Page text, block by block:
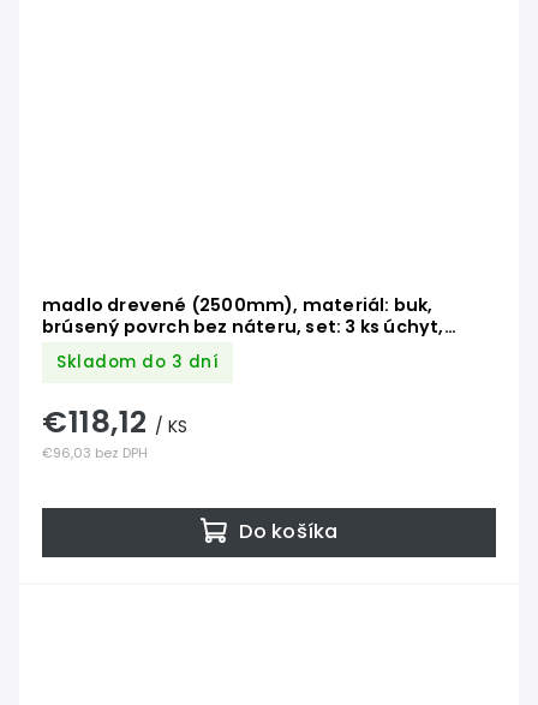
madlo drevené (2500mm), materiál: buk,
brúsený povrch bez náteru, set: 3 ks úchyt,
madlo s ukončením
Skladom do 3 dní
€96,03 bez DPH
€118,12 / KS
Do košíka